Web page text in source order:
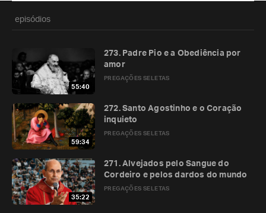
episódios
55:40
PREGAÇÕES SELETAS
273. Padre Pio e a Obediência por
amor
59:34
PREGAÇÕES SELETAS
272. Santo Agostinho e o Coração
inquieto
35:22
PREGAÇÕES SELETAS
271. Alvejados pelo Sangue do
Cordeiro e pelos dardos do mundo